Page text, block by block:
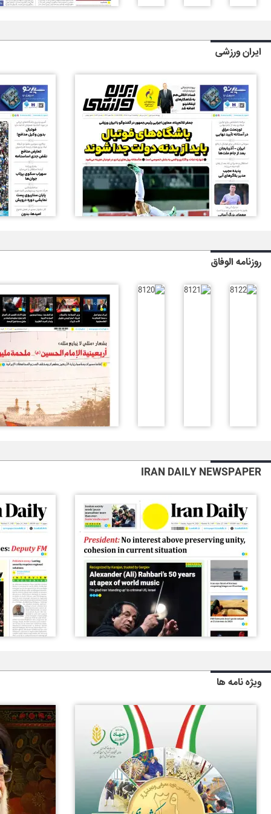
ایران ورزشی
روزنامه الوفاق
IRAN DAILY NEWSPAPER
ویژه نامه ها